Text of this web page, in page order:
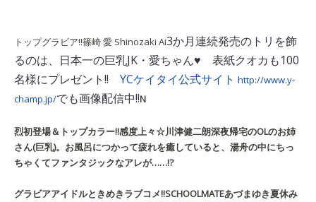
トップグラビア!!篠崎 愛 Shinozaki Ai3か月連続発売のトリを飾
るのは、日本一の巨乳JK・愛ちゃん♥ 表紙クオカも100
名様にプレゼント!! YCケイタイ公式サイト http://www.y-
champ.jp/でも画像配信中!!N
烈初登場＆トップカラー!!感度上々☆川津健二朗深夜帰宅のOLのお姉
さん(巨乳)。お風呂につかって疲れを癒していると、湯舟の中にちっ
ちゃくてファンタジックなアレが……!?
グラビアアイドルときめきラブコメ!!SCHOOLMATEあづまゆき夏休み